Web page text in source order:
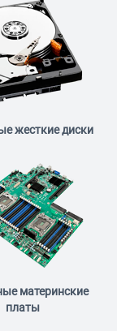
жесткие диски
материнские
платы